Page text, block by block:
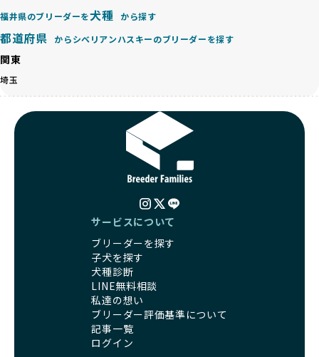
ゃんを家族のように愛するという理念を共有するブリーダー
のみを厳選しています。これにより、ユーザーの皆さんに安
心して選べる選択肢を提供しています。
「BreederFamilesのワンちゃんに優しい18の評価基準」は
こちら
BreederFamiliesでは、すべてのブリーダーを書類審査、直
接のヒアリング、現地確認を通じて厳しく評価しています。
このプロセスにより、育成環境や健康管理だけでなく、ブリ
ーダー自身の理念や姿勢までも丁寧に確認しています。
さらに、こうした評価結果は透明性を持って公開されている
ため、どのブリーダーを選んでも安心して子犬をお迎えいた
徹底した透明性こそが、BreederFamiliesの大きな特徴で
BreederFamiliesは、ペット業界が抱える命の大量生産・大
量販売、負担の大きい流通構造、劣悪な飼育環境といった課
題に真摯に向き合っています。優良ブリーダーとの直接取引
を促進することで、無駄な命の消費を減らし、命を大切にす
る社会の実現を目指しています。
さらに、売上の一部を保護団体や保護団体を支援する公益法
人へ寄付しています。多くのペット販売業者が、動物福祉へ
の取り組みが不十分であることを理由に寄付を断られる中、
「ミックス犬を繁殖しない」の詳細はこちら
ゃんが長時間の輸送を強いられたり、狭いケージに閉じ込め
られるなど、心身に大きな負担がかかります。このような環
境は、ストレスや感染リスクを増大させるだけでなく、ワン
ちゃんの社会性や基本的なしつけにも悪影響を与える可能性
があります。
優良ブリーダーは、ワンちゃんの健康と幸せを第一に考え、
ペットショップやオークションを介さずに直接飼い主に渡す
ことを大切にしています。また、彼らはお迎え先を自身で確
認し、ワンちゃんが安心して暮らせる環境を整えるために直
接の引き渡しを基本とします。
一方で、営利優先ブリーダーは、広範囲に販売するためにペ
ットショップやオークションを活用し、子犬の心身への影響
を軽視しがちです。
「ペットショップ等を使わない」の詳細はこちら
近年、「小さくて可愛い」「珍しい毛色」という見た目の特
徴が人気を集め、高値で取引されることが多くなっていま
す。しかし、こうした特徴には健康リスクが伴う場合が少な
くありません。極小サイズは骨や心臓に負担がかかりやす
く、レアカラーには遺伝疾患のリスクが高まることがありま
福井県のブリーダーを犬種 から探す
都道府県 からシベリアンハスキーのブリーダーを探す
関東
埼玉
サービスについて
ブリーダーを探す
子犬を探す
犬種診断
LINE無料相談
私達の想い
ブリーダー評価基準について
記事一覧
ログイン